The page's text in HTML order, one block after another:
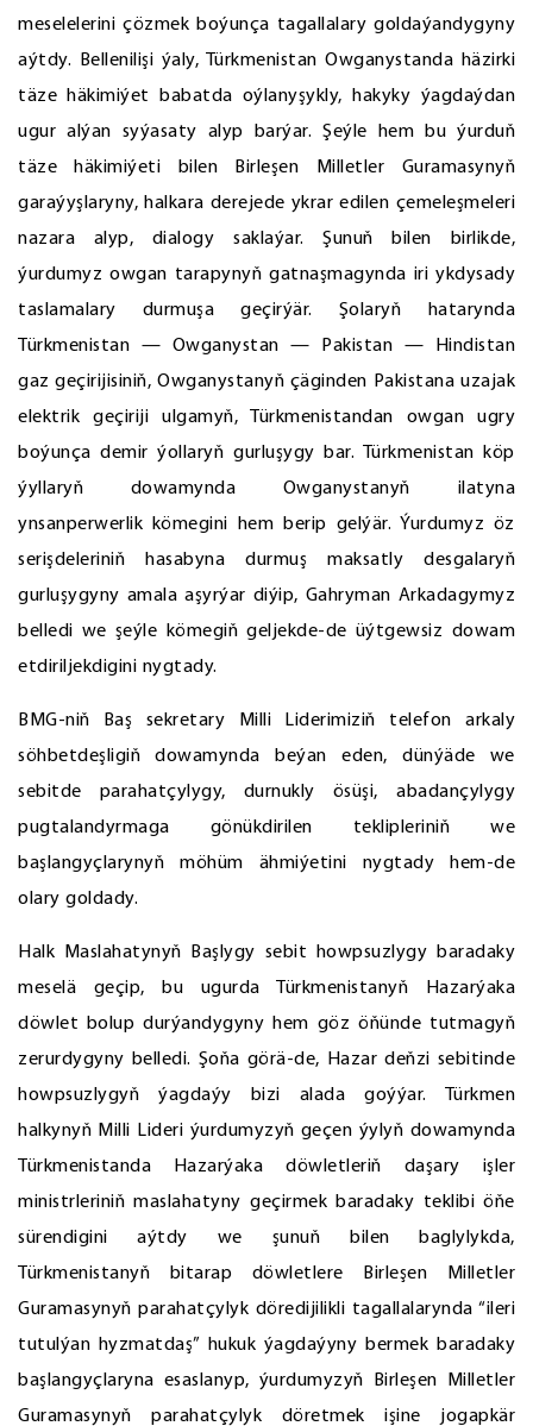
meselelerini çözmek boýunça tagallalary goldaýandygyny
aýtdy. Bellenilişi ýaly, Türkmenistan Owganystanda häzirki
täze häkimiýet babatda oýlanyşykly, hakyky ýagdaýdan
ugur alýan syýasaty alyp barýar. Şeýle hem bu ýurduň
täze häkimiýeti bilen Birleşen Milletler Guramasynyň
garaýyşlaryny, halkara derejede ykrar edilen çemeleşmeleri
nazara alyp, dialogy saklaýar. Şunuň bilen birlikde,
ýurdumyz owgan tarapynyň gatnaşmagynda iri ykdysady
taslamalary durmuşa geçirýär. Şolaryň hatarynda
Türkmenistan — Owganystan — Pakistan — Hindistan
gaz geçirijisiniň, Owganystanyň çäginden Pakistana uzajak
elektrik geçiriji ulgamyň, Türkmenistandan owgan ugry
boýunça demir ýollaryň gurluşygy bar. Türkmenistan köp
ýyllaryň dowamynda Owganystanyň ilatyna
ynsanperwerlik kömegini hem berip gelýär. Ýurdumyz öz
serişdeleriniň hasabyna durmuş maksatly desgalaryň
gurluşygyny amala aşyrýar diýip, Gahryman Arkadagymyz
belledi we şeýle kömegiň geljekde-de üýtgewsiz dowam
etdiriljekdigini nygtady.
BMG-niň Baş sekretary Milli Liderimiziň telefon arkaly
söhbetdeşligiň dowamynda beýan eden, dünýäde we
sebitde parahatçylygy, durnukly ösüşi, abadançylygy
pugtalandyrmaga gönükdirilen teklipleriniň we
başlangyçlarynyň möhüm ähmiýetini nygtady hem-de
olary goldady.
Halk Maslahatynyň Başlygy sebit howpsuzlygy baradaky
meselä geçip, bu ugurda Türkmenistanyň Hazarýaka
döwlet bolup durýandygyny hem göz öňünde tutmagyň
zerurdygyny belledi. Şoňa görä-de, Hazar deňzi sebitinde
howpsuzlygyň ýagdaýy bizi alada goýýar. Türkmen
halkynyň Milli Lideri ýurdumyzyň geçen ýylyň dowamynda
Türkmenistanda Hazarýaka döwletleriň daşary işler
ministrleriniň maslahatyny geçirmek baradaky teklibi öňe
sürendigini aýtdy we şunuň bilen baglylykda,
Türkmenistanyň bitarap döwletlere Birleşen Milletler
Guramasynyň parahatçylyk döredijilikli tagallalarynda “ileri
tutulýan hyzmatdaş” hukuk ýagdaýyny bermek baradaky
başlangyçlaryna esaslanyp, ýurdumyzyň Birleşen Milletler
Guramasynyň parahatçylyk döretmek işine jogapkär